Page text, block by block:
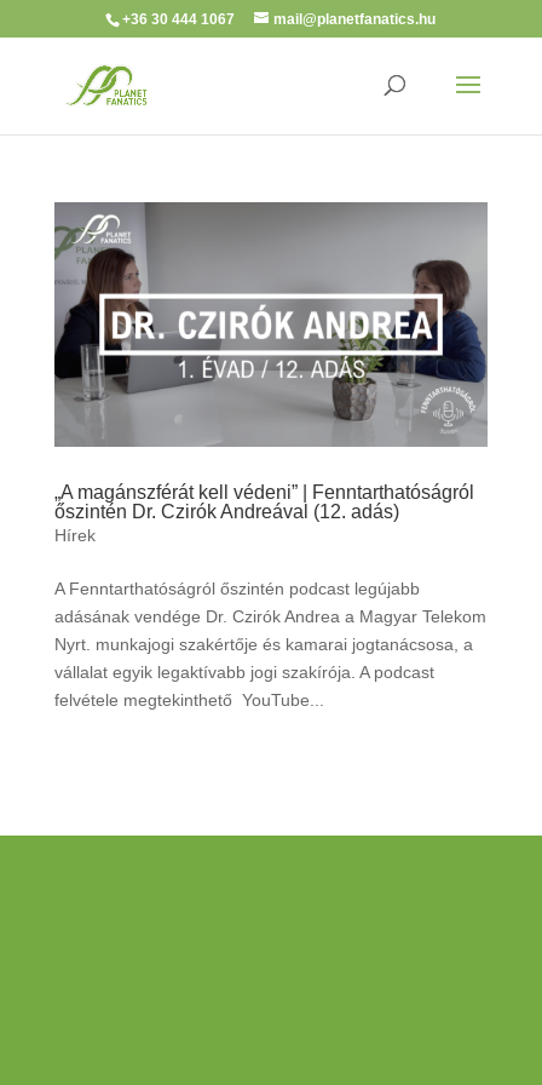
+36 30 444 1067 mail@planetfanatics.hu
„A magánszférát kell védeni” | Fenntarthatóságról
őszintén Dr. Czirók Andreával (12. adás)
Hírek
A Fenntarthatóságról őszintén podcast legújabb
adásának vendége Dr. Czirók Andrea a Magyar Telekom
Nyrt. munkajogi szakértője és kamarai jogtanácsosa, a
vállalat egyik legaktívabb jogi szakírója. A podcast
felvétele megtekinthető YouTube...